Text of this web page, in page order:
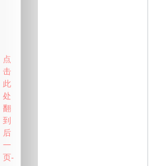
点
击
此
处
翻
到
后
一
页-